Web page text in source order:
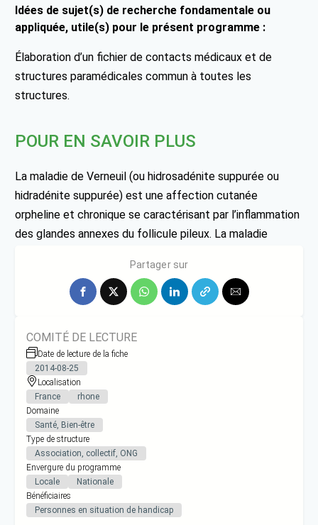
Idées de sujet(s) de recherche fondamentale ou
appliquée, utile(s) pour le présent programme :
Élaboration d’un fichier de contacts médicaux et de
structures paramédicales commun à toutes les
structures.
POUR EN SAVOIR PLUS
La maladie de Verneuil (ou hidrosadénite suppurée ou
hidradénite suppurée) est une affection cutanée
orpheline et chronique se caractérisant par l’inflammation
des glandes annexes du follicule pileux. La maladie
Partager sur
COMITÉ DE LECTURE
Date de lecture de la fiche
2014-08-25
Localisation
France
rhone
Domaine
Santé, Bien-être
Type de structure
Association, collectif, ONG
Envergure du programme
Locale
Nationale
Bénéficiaires
Personnes en situation de handicap